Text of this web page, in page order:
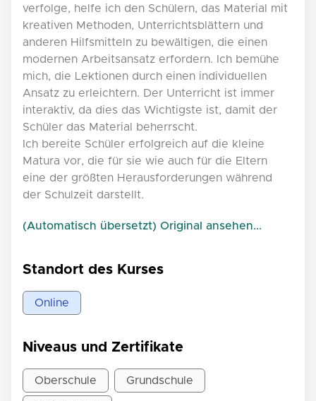
verfolge, helfe ich den Schülern, das Material mit
kreativen Methoden, Unterrichtsblättern und
anderen Hilfsmitteln zu bewältigen, die einen
modernen Arbeitsansatz erfordern. Ich bemühe
mich, die Lektionen durch einen individuellen
Ansatz zu erleichtern. Der Unterricht ist immer
interaktiv, da dies das Wichtigste ist, damit der
Schüler das Material beherrscht.
Ich bereite Schüler erfolgreich auf die kleine
Matura vor, die für sie wie auch für die Eltern
eine der größten Herausforderungen während
der Schulzeit darstellt.
(Automatisch übersetzt) Original ansehen...
Standort des Kurses
Online
Niveaus und Zertifikate
Oberschule Grundschule